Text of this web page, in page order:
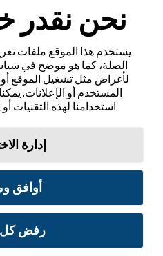
نحن
يستخدم هذا الموقع ملفات
الصلة، كما هو موضح في
لأغراض مثل تشغيل الموقع أو
المستخدم أو الإعلانات.
استخدامنا لهذه التقنيات
إدارة
أوافق
رفض